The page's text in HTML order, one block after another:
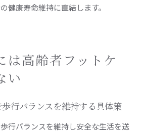
健康寿命維持に直結します。
は高齢者フットケ
い
行バランスを維持する具体策
行バランスを維持し安全な生活を送